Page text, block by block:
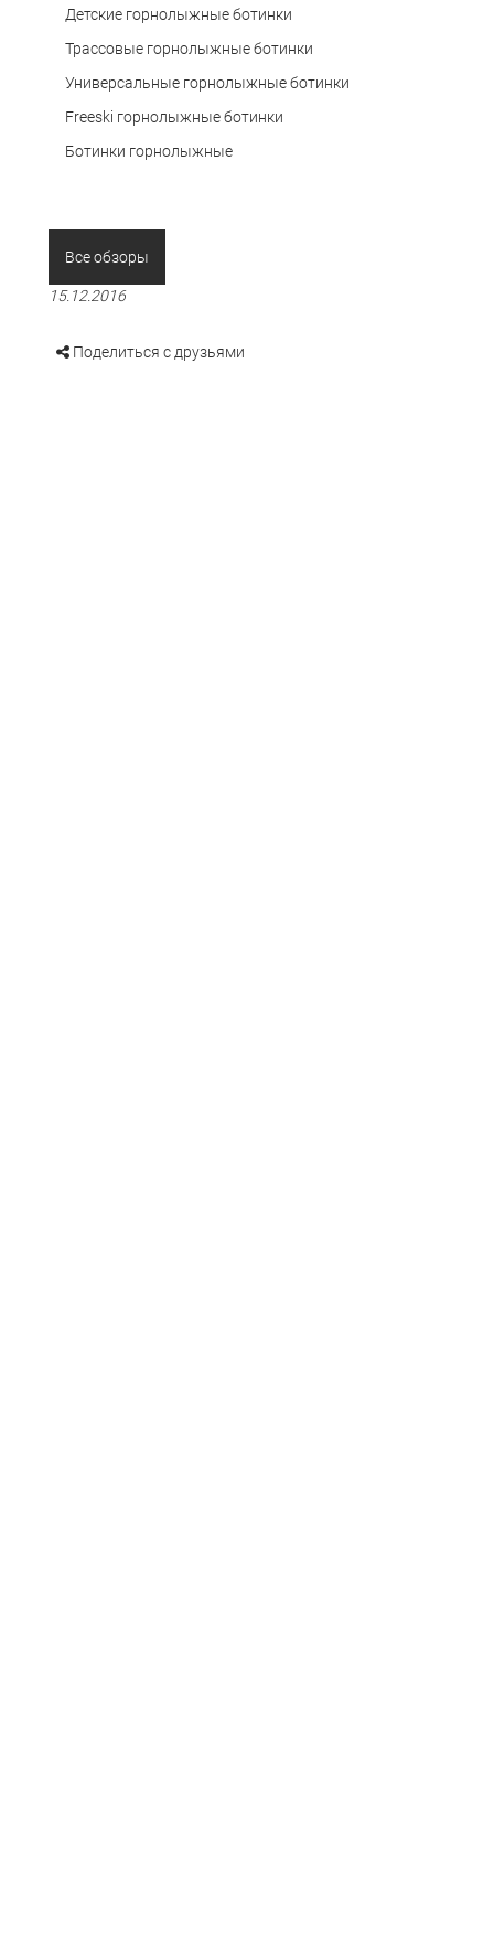
Детские горнолыжные ботинки
Трассовые горнолыжные ботинки
Универсальные горнолыжные ботинки
Freeski горнолыжные ботинки
Ботинки горнолыжные
Все обзоры
15.12.2016
Поделиться с друзьями